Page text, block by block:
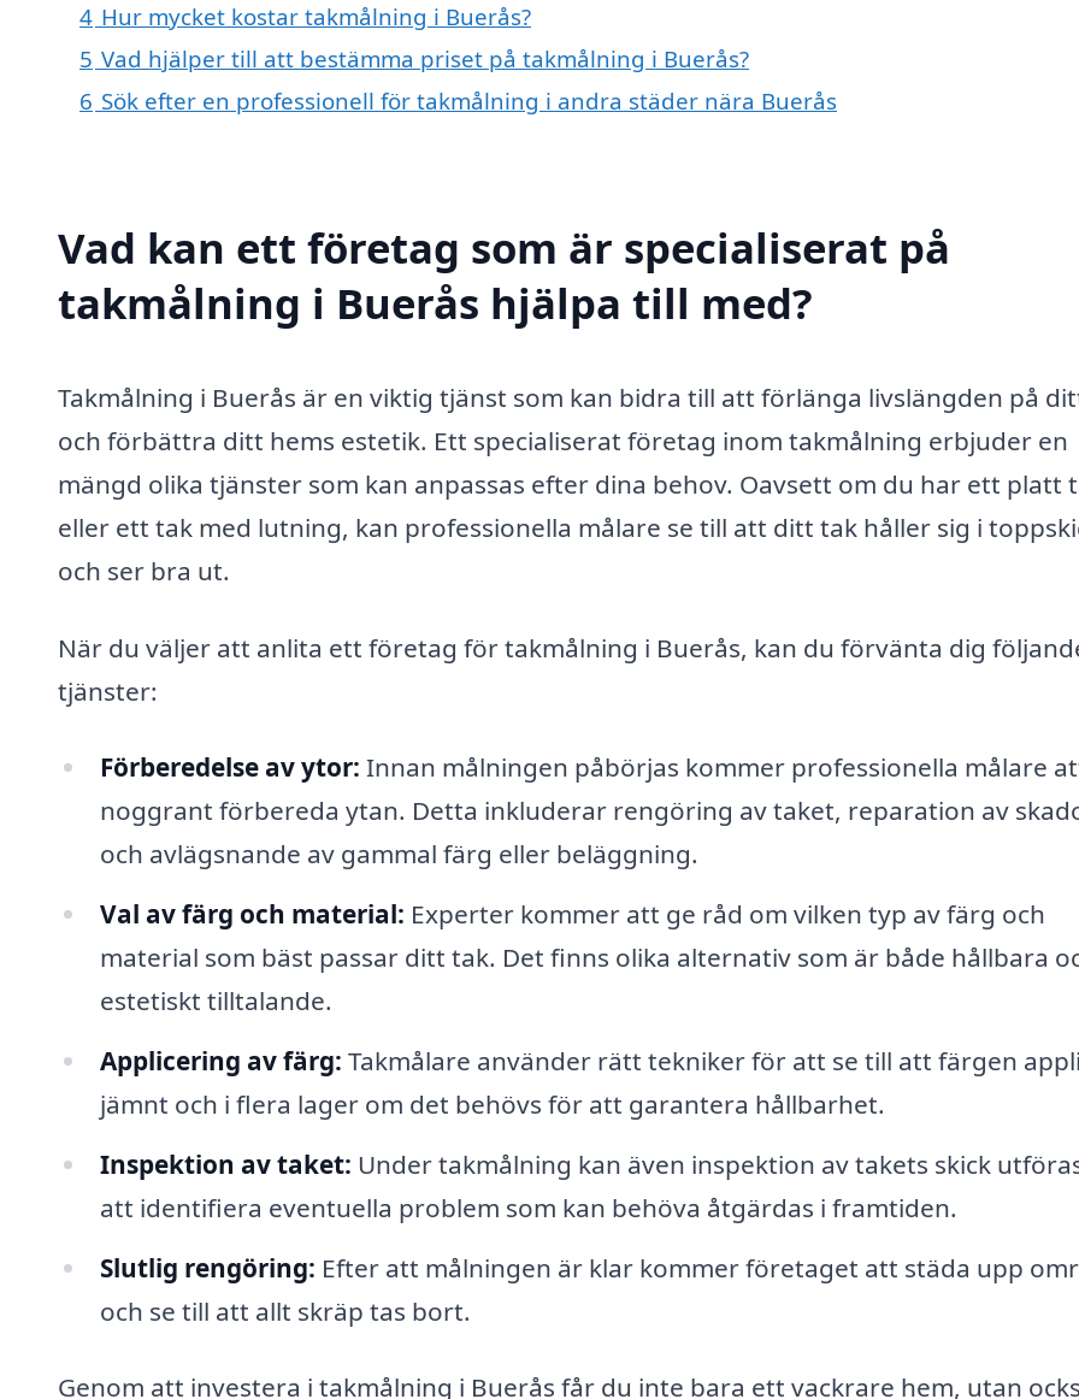
4 Hur mycket kostar takmålning i Buerås?
5 Vad hjälper till att bestämma priset på takmålning i Buerås?
6 Sök efter en professionell för takmålning i andra städer nära Buerås
Vad kan ett företag som är specialiserat på
takmålning i Buerås hjälpa till med?
Takmålning i Buerås är en viktig tjänst som kan bidra till att förlänga livslängden på
och förbättra ditt hems estetik. Ett specialiserat företag inom takmålning erbjuder en
mängd olika tjänster som kan anpassas efter dina behov. Oavsett om du har ett platt
eller ett tak med lutning, kan professionella målare se till att ditt tak håller sig i
och ser bra ut.
När du väljer att anlita ett företag för takmålning i Buerås, kan du förvänta dig
tjänster:
Förberedelse av ytor: Innan målningen påbörjas kommer professionella målare
noggrant förbereda ytan. Detta inkluderar rengöring av taket, reparation av
och avlägsnande av gammal färg eller beläggning.
Val av färg och material: Experter kommer att ge råd om vilken typ av färg och
material som bäst passar ditt tak. Det finns olika alternativ som är både hållbara
estetiskt tilltalande.
Applicering av färg: Takmålare använder rätt tekniker för att se till att färgen
jämnt och i flera lager om det behövs för att garantera hållbarhet.
Inspektion av taket: Under takmålning kan även inspektion av takets skick
att identifiera eventuella problem som kan behöva åtgärdas i framtiden.
Slutlig rengöring: Efter att målningen är klar kommer företaget att städa upp
och se till att allt skräp tas bort.
Genom att investera i takmålning i Buerås får du inte bara ett vackrare hem, utan